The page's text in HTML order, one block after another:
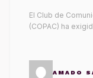
El Club de
(COPAC) ha
AMADO